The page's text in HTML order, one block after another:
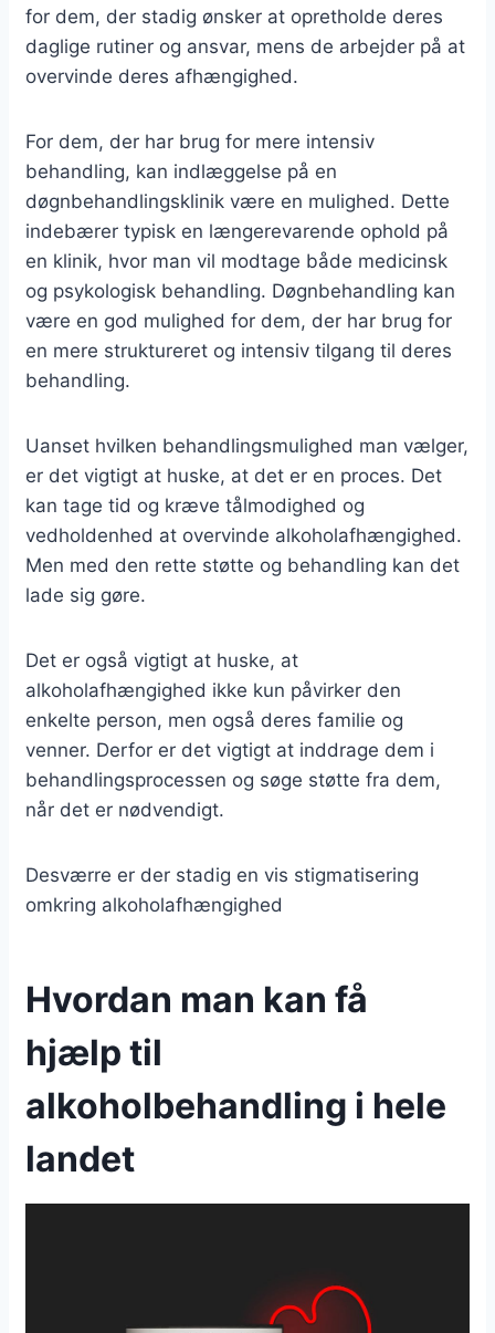
for dem, der stadig ønsker at opretholde deres
daglige rutiner og ansvar, mens de arbejder på at
overvinde deres afhængighed.
For dem, der har brug for mere intensiv
behandling, kan indlæggelse på en
døgnbehandlingsklinik være en mulighed. Dette
indebærer typisk en længerevarende ophold på
en klinik, hvor man vil modtage både medicinsk
og psykologisk behandling. Døgnbehandling kan
være en god mulighed for dem, der har brug for
en mere struktureret og intensiv tilgang til deres
behandling.
Uanset hvilken behandlingsmulighed man vælger,
er det vigtigt at huske, at det er en proces. Det
kan tage tid og kræve tålmodighed og
vedholdenhed at overvinde alkoholafhængighed.
Men med den rette støtte og behandling kan det
lade sig gøre.
Det er også vigtigt at huske, at
alkoholafhængighed ikke kun påvirker den
enkelte person, men også deres familie og
venner. Derfor er det vigtigt at inddrage dem i
behandlingsprocessen og søge støtte fra dem,
når det er nødvendigt.
Desværre er der stadig en vis stigmatisering
omkring alkoholafhængighed
Hvordan man kan få
hjælp til
alkoholbehandling i hele
landet